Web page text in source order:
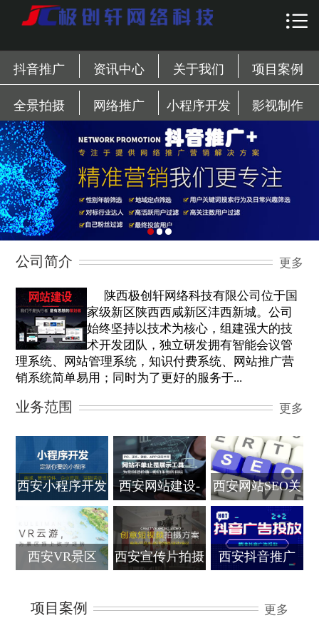

全景拍摄
网站/系统开发推广
小程序开发
影视制作
业务范围
关于我们

抖音推广 资讯中心 关于我们 项目案例
全景拍摄 网络推广 小程序开发 影视制作
公司简介 更多
陕西极创轩网络科技有限公司位于国
家级新区陕西西咸新区沣西新城。公司
始终坚持以技术为核心，组建强大的技
术开发团队，独立研发拥有智能会议管
理系统、网站管理系统，知识付费系统、网站推广营
销系统简单易用；同时为了更好的服务于...
业务范围 更多
西安小程序开发
西安网站建设-
网页设计
西安网站SEO关
键词优化
西安VR景区 西安宣传片拍摄 西安抖音推广
项目案例 更多